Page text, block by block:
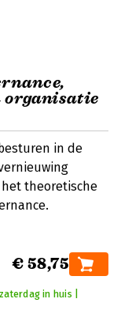
organisatie
in de
theoretische
€ 58,75
in huis |